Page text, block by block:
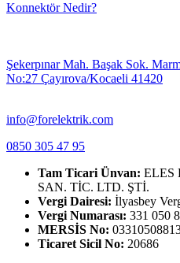
Konnektör Nedir?
Şekerpınar Mah. Başak Sok.
No:27 Çayırova/Kocaeli 41420
info@forelektrik.com
0850 305 47 95
Tam Ticari Ünvan: ELES
SAN. TİC. LTD. ŞTİ.
Vergi Dairesi: İlyasbey
Vergi Numarası: 331 050
MERSİS No:
Ticaret Sicil No: 20686